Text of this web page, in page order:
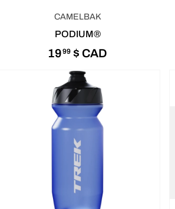
CAMELBAK
PODIUM®
1999 $ CAD